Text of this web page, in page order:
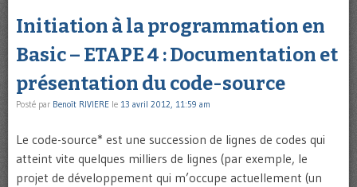
Initiation à la programmation en
Basic – ETAPE 4 : Documentation et
présentation du code-source
Posté par Benoît RIVIERE le 13 avril 2012, 11:59 am
Le code-source* est une succession de lignes de codes qui
atteint vite quelques milliers de lignes (par exemple, le
projet de développement qui m’occupe actuellement (un